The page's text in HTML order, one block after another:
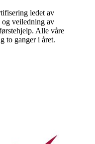
ledet av
veiledning av
Alle våre
to ganger i året.